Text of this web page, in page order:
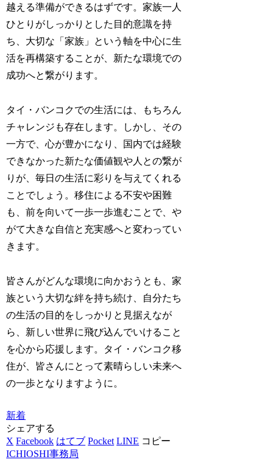
越える準備ができるはずです。家族一人
ひとりがしっかりとした目的意識を持
ち、大切な「家族」という軸を中心に生
活を再構築することが、新たな環境での
成功へと繋がります。
タイ・バンコクでの生活には、もちろん
チャレンジも存在します。しかし、その
一方で、心が豊かになり、国内では経験
できなかった新たな価値観や人との繋が
りが、毎日の生活に彩りを与えてくれる
ことでしょう。移住による不安や困難
も、前を向いて一歩一歩進むことで、や
がて大きな自信と充実感へと変わってい
きます。
皆さんがどんな環境に向かおうとも、家
族という大切な絆を持ち続け、自分たち
の生活の目的をしっかりと見据えなが
ら、新しい世界に飛び込んでいけること
を心から応援します。タイ・バンコク移
住が、皆さんにとって素晴らしい未来へ
の一歩となりますように。
新着
シェアする
X Facebook はてブ Pocket LINE コピー
ICHIOSHI事務局